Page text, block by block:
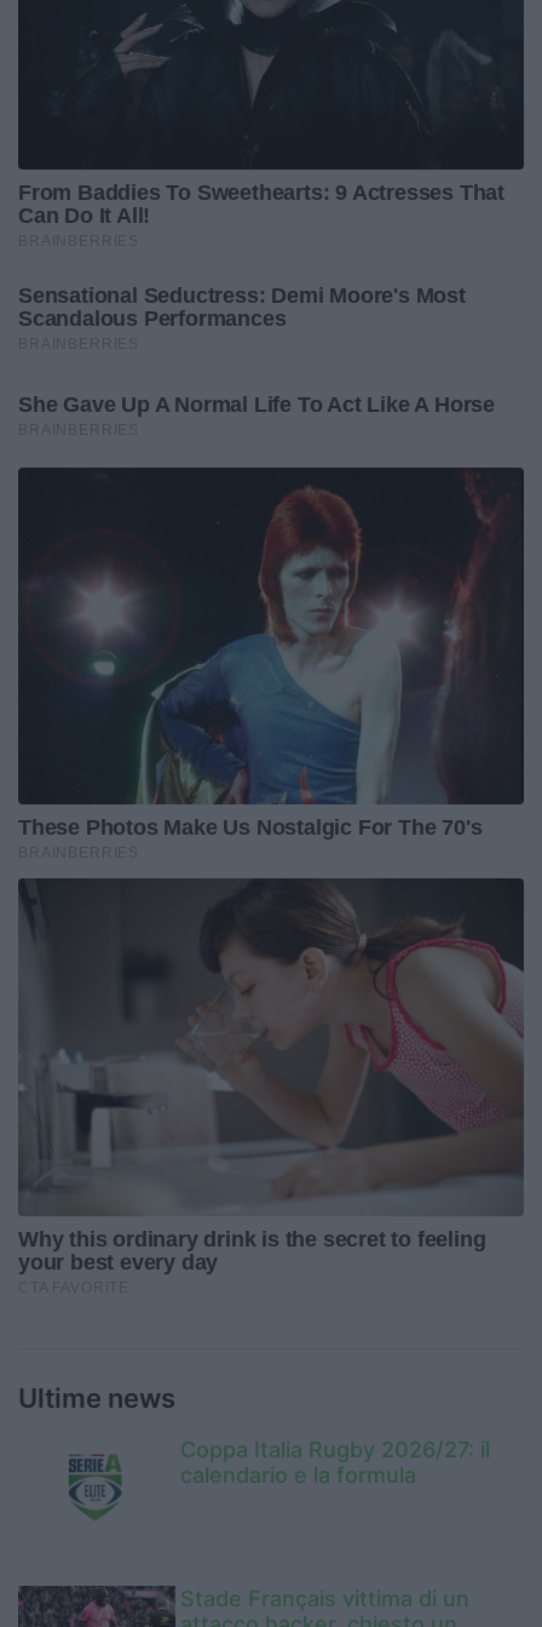
Ultime news
Coppa Italia Rugby 2026/27: il
calendario e la formula
Stade Français vittima di un